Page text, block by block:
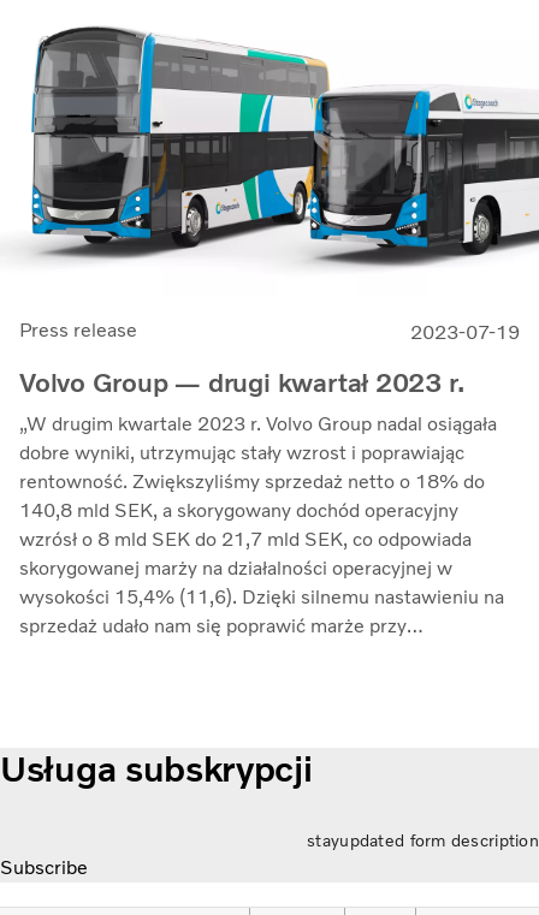
(27,4)” – mówi Martin Lundstedt, prezes i dyrektor
generalny.
Press release 2023-07-19
Volvo Group — drugi kwartał 2023 r.
„W drugim kwartale 2023 r. Volvo Group nadal osiągała
dobre wyniki, utrzymując stały wzrost i poprawiając
rentowność. Zwiększyliśmy sprzedaż netto o 18% do
140,8 mld SEK, a skorygowany dochód operacyjny
wzrósł o 8 mld SEK do 21,7 mld SEK, co odpowiada
skorygowanej marży na działalności operacyjnej w
wysokości 15,4% (11,6). Dzięki silnemu nastawieniu na
sprzedaż udało nam się poprawić marże przy
Usługa subskrypcji
stayupdated form description
Subscribe